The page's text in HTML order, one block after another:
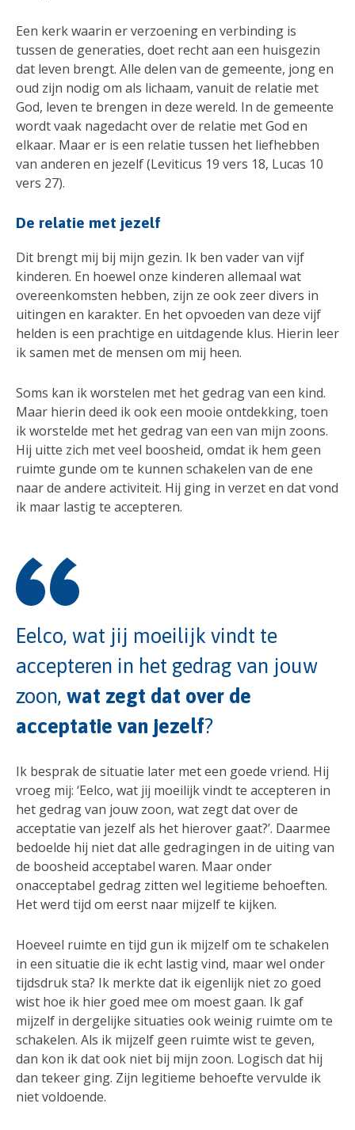
Een kerk waarin er verzoening en verbinding is
tussen de generaties, doet recht aan een huisgezin
dat leven brengt. Alle delen van de gemeente, jong en
oud zijn nodig om als lichaam, vanuit de relatie met
God, leven te brengen in deze wereld. In de gemeente
wordt vaak nagedacht over de relatie met God en
elkaar. Maar er is een relatie tussen het liefhebben
van anderen en jezelf (Leviticus 19 vers 18, Lucas 10
vers 27).
De relatie met jezelf
Dit brengt mij bij mijn gezin. Ik ben vader van vijf
kinderen. En hoewel onze kinderen allemaal wat
overeenkomsten hebben, zijn ze ook zeer divers in
uitingen en karakter. En het opvoeden van deze vijf
helden is een prachtige en uitdagende klus. Hierin leer
ik samen met de mensen om mij heen.
Soms kan ik worstelen met het gedrag van een kind.
Maar hierin deed ik ook een mooie ontdekking, toen
ik worstelde met het gedrag van een van mijn zoons.
Hij uitte zich met veel boosheid, omdat ik hem geen
ruimte gunde om te kunnen schakelen van de ene
naar de andere activiteit. Hij ging in verzet en dat vond
ik maar lastig te accepteren.
Eelco, wat jij moeilijk vindt te
accepteren in het gedrag van jouw
zoon, wat zegt dat over de
acceptatie van jezelf?
Ik besprak de situatie later met een goede vriend. Hij
vroeg mij: ‘Eelco, wat jij moeilijk vindt te accepteren in
het gedrag van jouw zoon, wat zegt dat over de
acceptatie van jezelf als het hierover gaat?’. Daarmee
bedoelde hij niet dat alle gedragingen in de uiting van
de boosheid acceptabel waren. Maar onder
onacceptabel gedrag zitten wel legitieme behoeften.
Het werd tijd om eerst naar mijzelf te kijken.
Hoeveel ruimte en tijd gun ik mijzelf om te schakelen
in een situatie die ik echt lastig vind, maar wel onder
tijdsdruk sta? Ik merkte dat ik eigenlijk niet zo goed
wist hoe ik hier goed mee om moest gaan. Ik gaf
mijzelf in dergelijke situaties ook weinig ruimte om te
schakelen. Als ik mijzelf geen ruimte wist te geven,
dan kon ik dat ook niet bij mijn zoon. Logisch dat hij
dan tekeer ging. Zijn legitieme behoefte vervulde ik
niet voldoende.